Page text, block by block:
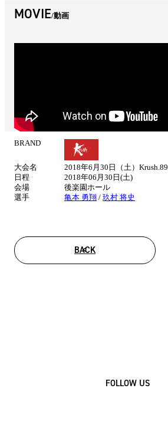
MOVIE 動画
BRAND
大会名
2018年6月30日（土）Krush.89
日程
2018年06月30日(土)
会場
後楽園ホール
選手
亀本 勇翔 / 玖村 将史
BACK
FOLLOW US